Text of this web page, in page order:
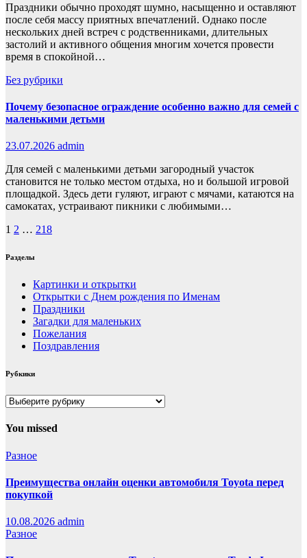
Праздники обычно проходят шумно, насыщенно и оставляют
после себя массу приятных впечатлений. Однако после
нескольких дней встреч с родственниками, длительных
застолий и активного общения многим хочется провести
время в спокойной…
Без рубрики
Почему безопасное ограждение особенно важно для семей с
маленькими детьми
23.07.2026 admin
Для семей с маленькими детьми загородный участок
становится не только местом отдыха, но и большой игровой
площадкой. Здесь дети гуляют, играют с мячами, катаются на
самокатах, устраивают пикники с любимыми…
Пагинация
записей
1 2 … 218
Разделы
Картинки и открытки
Открытки с Днем рождения по Именам
Праздники
Загадки для маленьких
Пожелания
Поздравления
Рубкики
Рубкики
You missed
Разное
Преимущества онлайн оценки автомобиля Toyota перед
покупкой
10.08.2026 admin
Разное